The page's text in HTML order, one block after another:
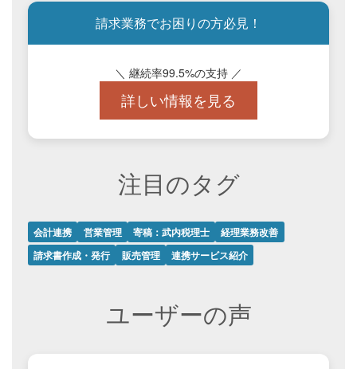
請求業務でお困りの方必見！
＼ 継続率99.5%の支持 ／
詳しい情報を見る
注目のタグ
会計連携 営業管理 寄稿：武内税理士
経理業務改善
請求書作成・発行
販売管理 連携サービス紹介
ユーザーの声